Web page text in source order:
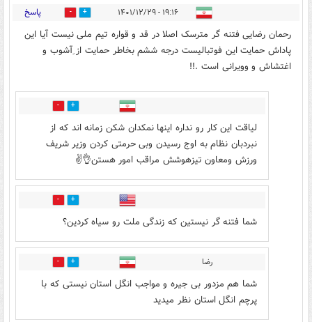
۱۹:۱۶ - ۱۴۰۱/۱۲/۲۹ 8 پاسخ
رحمان رضایی فتنه گر مترسک اصلا در قد و قواره تیم ملی نیست آیا این
پاداش حمایت این فوتبالیست درجه ششم بخاطر حمایت از ِآشوب و
اغتشاش و وویرانی است .!!
0
لیاقت این کار رو نداره اینها نمکدان شکن زمانه اند که از
نبردبان نظام به اوج رسیدن وبی حرمتی کردن وزیر شریف
ورزش ومعاون تیزهوشش مراقب امور هستن👌✌️
0
شما فتنه گر نیستین که زندگی ملت رو سیاه کردین؟
رضا 0
شما هم مزدور بی جیره و مواجب انگل استان نیستی که با
پرچم انگل استان نظر میدید